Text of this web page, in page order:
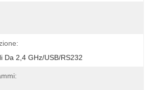
Da 2,4 GHz/USB/RS232